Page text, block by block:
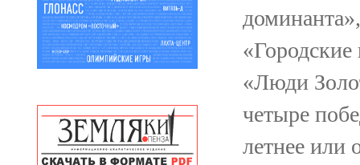
«Городские
«Люди
четыре
летнее или